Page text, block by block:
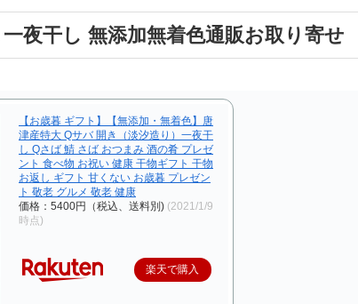
夜干し 無添加無着色通販お取り寄せ
【お歳暮 ギフト】【無添加・無着色】唐
津産特大 Qサバ 開き（淡汐造り）一夜干
し Qさば 鯖 さば おつまみ 酒の肴 プレゼ
ント 食べ物 お祝い 健康 干物ギフト 干物
お返し ギフト 甘くない お歳暮 プレゼン
ト 敬老 グルメ 敬老 健康
価格：5400円（税込、送料別) (2021/1/9
時点)
楽天で購入